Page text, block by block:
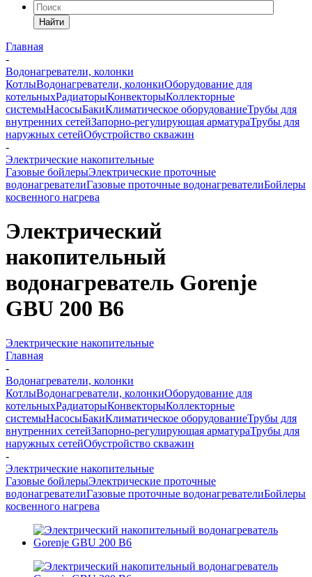
Найти
Главная
-
Водонагреватели, колонки
КотлыВодонагреватели, колонкиОборудование для
котельныхРадиаторыКонвекторыКоллекторные
системыНасосыБакиКлиматическое оборудованиеТрубы для
внутренних сетейЗапорно-регулирующая арматураТрубы для
наружных сетейОбустройство скважин
-
Электрические накопительные
Газовые бойлерыЭлектрические проточные
водонагревателиГазовые проточные водонагревателиБойлеры
косвенного нагрева
Электрический
накопительный
водонагреватель Gorenje
GBU 200 B6
Электрические накопительные
Главная
-
Водонагреватели, колонки
КотлыВодонагреватели, колонкиОборудование для
котельныхРадиаторыКонвекторыКоллекторные
системыНасосыБакиКлиматическое оборудованиеТрубы для
внутренних сетейЗапорно-регулирующая арматураТрубы для
наружных сетейОбустройство скважин
-
Электрические накопительные
Газовые бойлерыЭлектрические проточные
водонагревателиГазовые проточные водонагревателиБойлеры
косвенного нагрева